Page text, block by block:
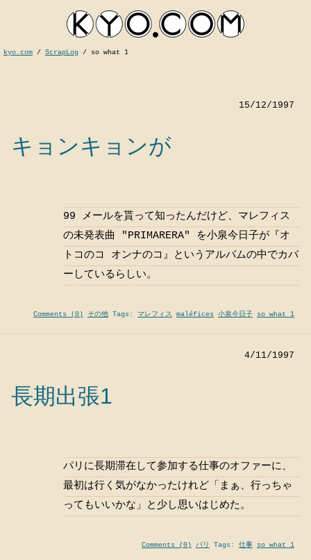
kyocom
kyo.com / ScrapLog / so what 1
15/12/1997
キョンキョンが
99 メールを貰って知ったんだけど、マレフィス
の未発表曲 "PRIMARERA" を小泉今日子が『オ
トコのコ オンナのコ』というアルバムの中でカバ
ーしているらしい。
Comments (0) その他 Tags: マレフィス maléfices 小泉今日子 so what 1
4/11/1997
長期出張1
パリに長期滞在して参加する仕事のオファーに、
最初は行く気がなかったけれど「まぁ、行っちゃ
ってもいいかな」と少し思いはじめた。
Comments (0) パリ Tags: 仕事 so what 1